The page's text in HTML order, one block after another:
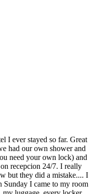
I ever stayed so far. Great
had our own shower and
need your own lock) and
recepcion 24/7. I really
but they did a mistake.... I
Sunday I came to my room